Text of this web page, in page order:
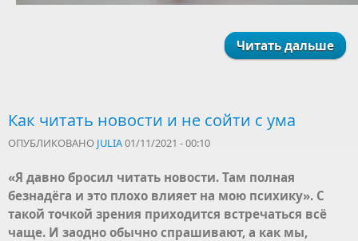
Читать дальше
Как читать новости и не сойти с ума
ОПУБЛИКОВАНО JULIA01/11/2021 - 00:10
«Я давно бросил читать новости. Там полная
безнадёга и это плохо влияет на мою психику». С
такой точкой зрения приходится встречаться всё
чаще. И заодно обычно спрашивают, а как мы,